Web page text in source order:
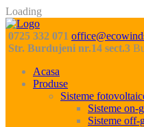
Loading
0725 332 071
Str. Burdujeni nr.14 sect.3
Acasa
Produse
Sisteme
Sisteme on-
Sisteme off-